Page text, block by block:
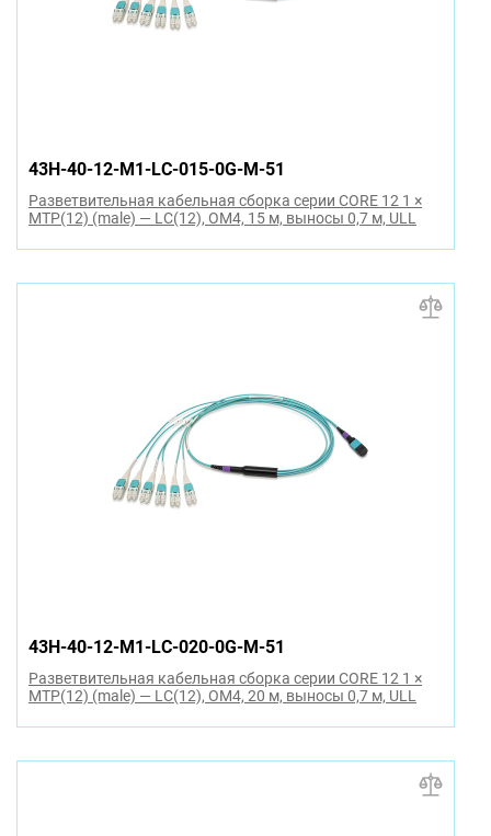
43H-40-12-M1-LC-015-0G-M-51
Разветвительная кабельная сборка серии CORE 12 1 ×
MTP(12) (male) — LC(12), OM4, 15 м, выносы 0,7 м, ULL
43H-40-12-M1-LC-020-0G-M-51
Разветвительная кабельная сборка серии CORE 12 1 ×
MTP(12) (male) — LC(12), OM4, 20 м, выносы 0,7 м, ULL